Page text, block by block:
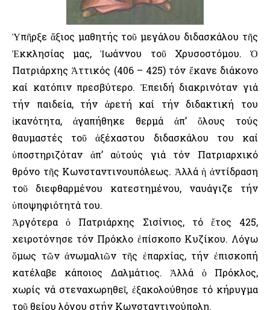
Ὑπῆρξε ἄξιος μαθητής τοῦ μεγάλου διδασκάλου τῆς
Ἐκκλησίας μας, Ἰωάννου τοῦ Χρυσοστόμου. Ὁ
Πατριάρχης Ἀττικός (406 – 425) τόν ἔκανε διάκονο
καί κατόπιν πρεσβύτερο. Ἐπειδή διακρινόταν γιά
τήν παιδεία, τήν ἀρετή καί τήν διδακτική του
ἱκανότητα, ἀγαπήθηκε θερμά ἀπ’ ὅλους τούς
θαυμαστές τοῦ ἀξέχαστου διδασκάλου του καί
ὑποστηριζόταν ἀπ’ αὐτούς γιά τόν Πατριαρχικό
θρόνο τῆς Κωνσταντινουπόλεως. Ἀλλά ἡ ἀντίδραση
τοῦ διεφθαρμένου κατεστημένου, ναυάγιζε τήν
ὑποψηφιότητά του.
Ἀργότερα ὁ Πατριάρχης Σισίνιος, τό ἔτος 425,
χειροτόνησε τόν Πρόκλο ἐπίσκοπο Κυζίκου. Λόγω
ὅμως τῶν ἀνωμαλιῶν τῆς ἐπαρχίας, τήν ἐπισκοπή
κατέλαβε κάποιος Δαλμάτιος. Ἀλλά ὁ Πρόκλος,
χωρίς νά στεναχωρηθεῖ, ἐξακολούθησε τό κήρυγμα
τοῦ θείου λόγου στήν Κωνσταντινούπολη.